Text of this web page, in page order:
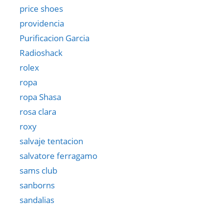
price shoes
providencia
Purificacion Garcia
Radioshack
rolex
ropa
ropa Shasa
rosa clara
roxy
salvaje tentacion
salvatore ferragamo
sams club
sanborns
sandalias